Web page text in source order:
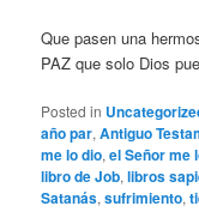
Que pasen una
PAZ que solo Dios
Posted in
año par,Antiguo
me lo dio,el Señor me
libro de Job,libros
Satanás,sufrimiento,